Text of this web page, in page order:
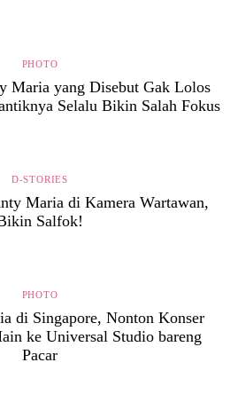
PHOTO
Maria yang Disebut Gak Lolos
Selalu Bikin Salah Fokus
D-STORIES
Maria di Kamera Wartawan,
Salfok!
PHOTO
di Singapore, Nonton Konser
ke Universal Studio bareng
Pacar